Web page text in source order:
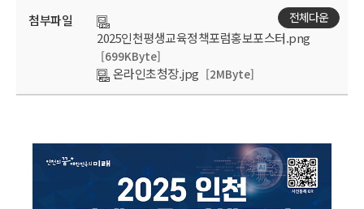
첨부파일
2025인천평생교육정책포럼홍보포스터.png
[699KByte]
온라인초청장.jpg [2MByte]
전체다운